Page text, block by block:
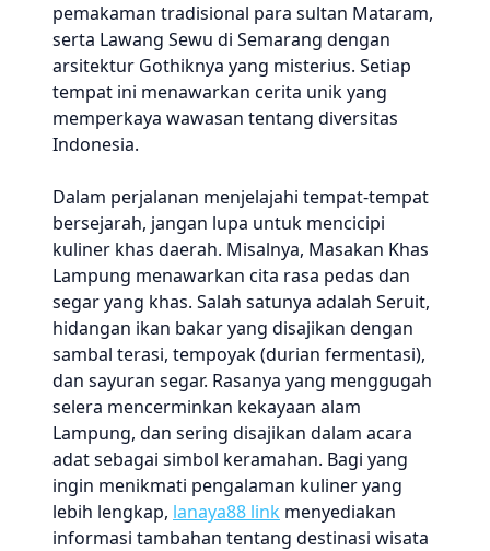
pemakaman tradisional para sultan Mataram,
serta Lawang Sewu di Semarang dengan
arsitektur Gothiknya yang misterius. Setiap
tempat ini menawarkan cerita unik yang
memperkaya wawasan tentang diversitas
Indonesia.
Dalam perjalanan menjelajahi tempat-tempat
bersejarah, jangan lupa untuk mencicipi
kuliner khas daerah. Misalnya, Masakan Khas
Lampung menawarkan cita rasa pedas dan
segar yang khas. Salah satunya adalah Seruit,
hidangan ikan bakar yang disajikan dengan
sambal terasi, tempoyak (durian fermentasi),
dan sayuran segar. Rasanya yang menggugah
selera mencerminkan kekayaan alam
Lampung, dan sering disajikan dalam acara
adat sebagai simbol keramahan. Bagi yang
ingin menikmati pengalaman kuliner yang
lebih lengkap, lanaya88 link menyediakan
informasi tambahan tentang destinasi wisata